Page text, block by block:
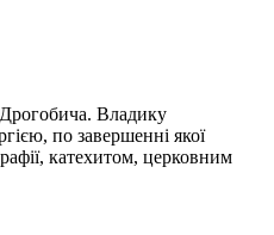
Владику
по завершенні якої
катехитом, церковним